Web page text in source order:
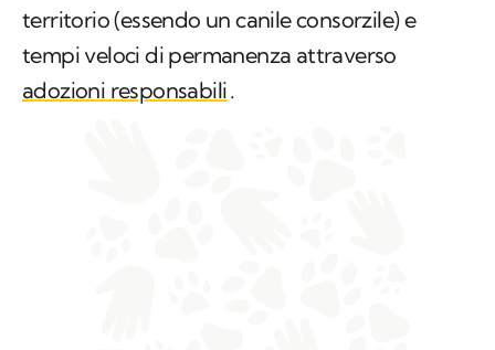
territorio (essendo un canile consorzile) e
tempi veloci di permanenza attraverso
adozioni responsabili.